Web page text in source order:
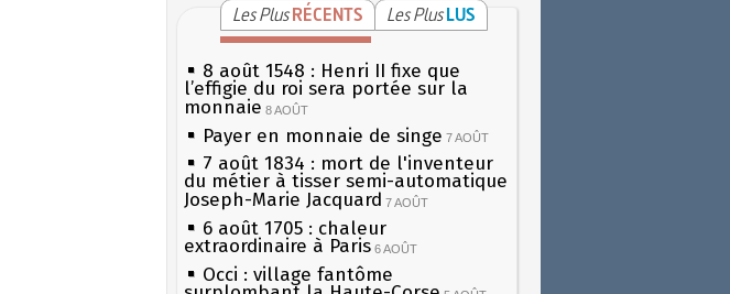
Les Plus RÉCENTS Les Plus LUS
8 août 1548 : Henri II fixe que
l’effigie du roi sera portée sur la
monnaie 8 AOÛT
Payer en monnaie de singe 7 AOÛT
7 août 1834 : mort de l'inventeur
du métier à tisser semi-automatique
Joseph-Marie Jacquard 7 AOÛT
6 août 1705 : chaleur
extraordinaire à Paris 6 AOÛT
Occi : village fantôme